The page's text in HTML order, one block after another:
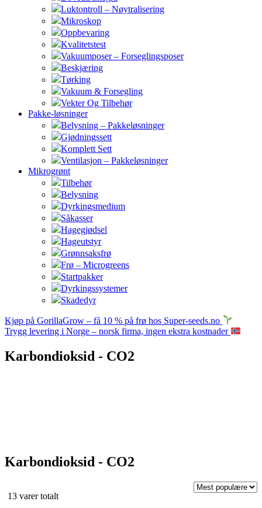
Luktontroll – Nøytralisering
Mikroskop
Oppbevaring
Kvalitetstest
Vakuumposer – Forseglingsposer
Beskjæring
Tørking
Vakuum & Forsegling
Vekter Og Tilbehør
Pakke-løsninger
Belysning – Pakkeløsninger
Gjødningssett
Komplett Sett
Ventilasjon – Pakkeløsninger
Mikrogrønt
Tilbehør
Belysning
Dyrkingsmedium
Såkasser
Hagegjødsel
Hageutstyr
Grønnsaksfrø
Frø – Microgreens
Startpakker
Dyrkingssystemer
Skadedyr
Kjøp på GorillaGrow – få 10 % på frø hos Super-seeds.no
Trygg levering i Norge – norsk firma, ingen ekstra kostnader
Karbondioksid - CO2
Karbondioksid - CO2
13 varer totaltSortert